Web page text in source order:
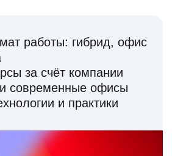
работы: гибрид, офис
за счёт компании
современные офисы
и практики